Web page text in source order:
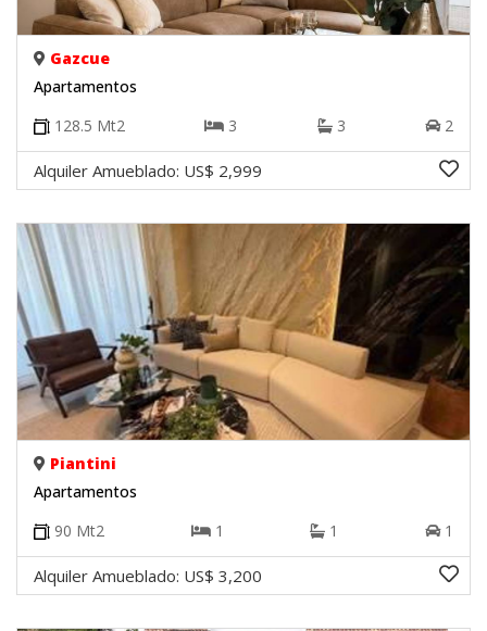
Gazcue
Apartamentos
128.5 Mt2 3 3 2
Alquiler Amueblado: US$ 2,999
Piantini
Apartamentos
90 Mt2 1 1 1
Alquiler Amueblado: US$ 3,200